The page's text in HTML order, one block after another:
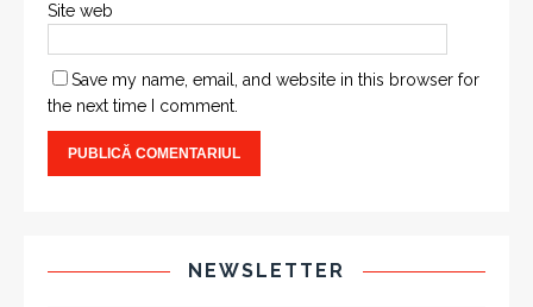
Site web
Save my name, email, and website in this browser for
the next time I comment.
NEWSLETTER